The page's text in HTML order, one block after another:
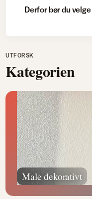
Derfor bør du
UTFORSK
Kategorien
Male dekorativt